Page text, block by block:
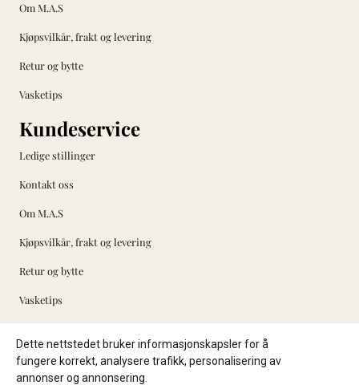
Om M.A.S
Kjøpsvilkår, frakt og levering
Retur og bytte
Vasketips
Kundeservice
Ledige stillinger
Kontakt oss
Om M.A.S
Kjøpsvilkår, frakt og levering
Retur og bytte
Vasketips
Nyhetsbrev
Registrer deg for å motta nyheter og tilbud!
Dette nettstedet bruker informasjonskapsler for å
fungere korrekt, analysere trafikk, personalisering av
annonser og annonsering.